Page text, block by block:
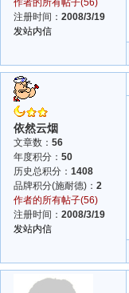
作者的所有帖子(56)
注册时间： 2008/3/19
发站内信
依然云烟
文章数： 56
年度积分： 50
历史总积分： 1408
品牌积分(施耐德)： 2
作者的所有帖子(56)
注册时间： 2008/3/19
发站内信